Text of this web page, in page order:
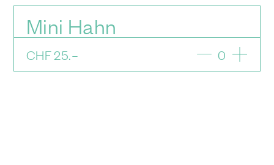
Mini Hahn
CHF25 .– 0